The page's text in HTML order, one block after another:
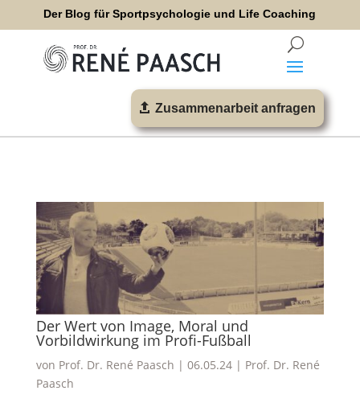
Der Blog für Sportpsychologie und Life Coaching
Zusammenarbeit anfragen
Der Wert von Image, Moral und
Vorbildwirkung im Profi-Fußball
von Prof. Dr. René Paasch | 06.05.24| Prof. Dr. René
Paasch